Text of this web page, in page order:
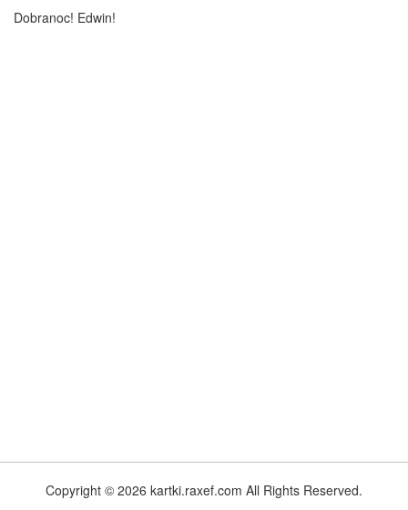
Dobranoc! Edwin!
Copyright © 2026 kartki.raxef.com All Rights Reserved.